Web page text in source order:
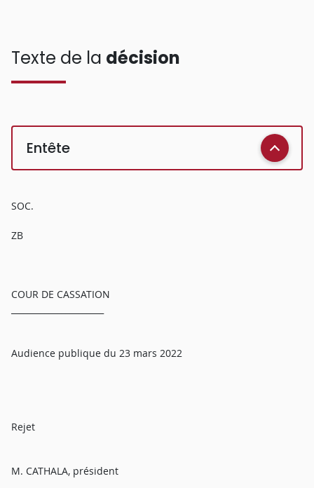
Texte de la décision
Entête
SOC.
ZB
COUR DE CASSATION
Audience publique du 23 mars 2022
Rejet
M. CATHALA, président